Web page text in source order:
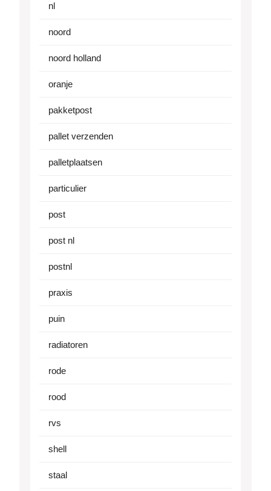
nl
noord
noord holland
oranje
pakketpost
pallet verzenden
palletplaatsen
particulier
post
post nl
postnl
praxis
puin
radiatoren
rode
rood
rvs
shell
staal